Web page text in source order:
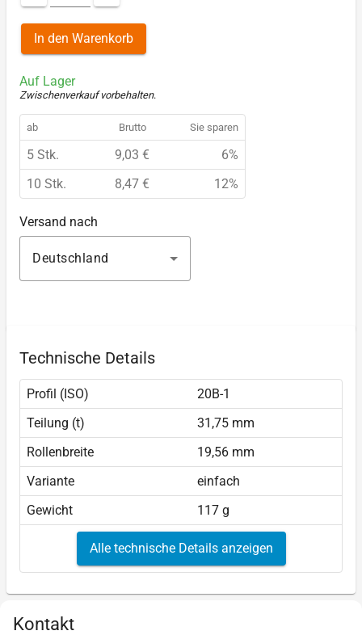
In den Warenkorb
Auf Lager
Zwischenverkauf vorbehalten.
ab Brutto Sie sparen
5 Stk. 9,03 €
6%
10 Stk.
8,47 € 12%
Versand nach
Deutschland
Technische Details
Profil (ISO)
20B-1
Teilung (t)
31,75 mm
Rollenbreite
19,56 mm
Variante
einfach
Gewicht
117 g
Alle technische Details anzeigen
Kontakt